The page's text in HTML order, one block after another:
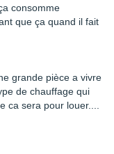
consomme
que ça quand il fait
grande pièce a vivre
de chauffage qui
ca sera pour louer....